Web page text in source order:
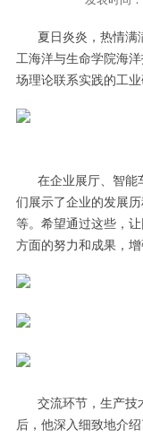
夏日炎炎，热情满
工海洋与生命学院海
场理论联系实践的工业
在企业展厅、智能
们展示了企业的发展
等。希望通过这些，
方面的努力和成果，
交流环节，生产技
后，他深入细致地介